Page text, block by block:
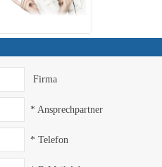
Firma
* Ansprechpartner
* Telefon